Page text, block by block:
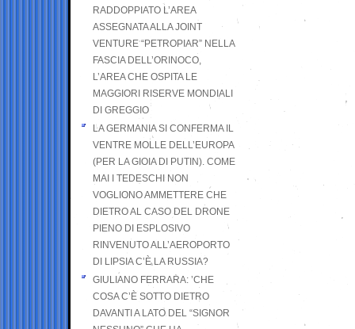
RADDOPPIATO L’AREA
ASSEGNATA ALLA JOINT
VENTURE “PETROPIAR” NELLA
FASCIA DELL’ORINOCO,
L’AREA CHE OSPITA LE
MAGGIORI RISERVE MONDIALI
DI GREGGIO
LA GERMANIA SI CONFERMA IL
VENTRE MOLLE DELL’EUROPA
(PER LA GIOIA DI PUTIN). COME
MAI I TEDESCHI NON
VOGLIONO AMMETTERE CHE
DIETRO AL CASO DEL DRONE
PIENO DI ESPLOSIVO
RINVENUTO ALL’AEROPORTO
DI LIPSIA C’È LA RUSSIA?
GIULIANO FERRARA: ’CHE
COSA C’È SOTTO DIETRO
DAVANTI A LATO DEL “SIGNOR